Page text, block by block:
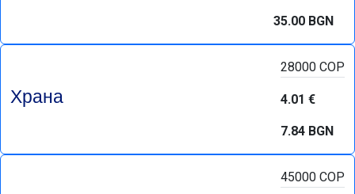
35.00 BGN
Храна
28000 COP
4.01 €
7.84 BGN
45000 COP